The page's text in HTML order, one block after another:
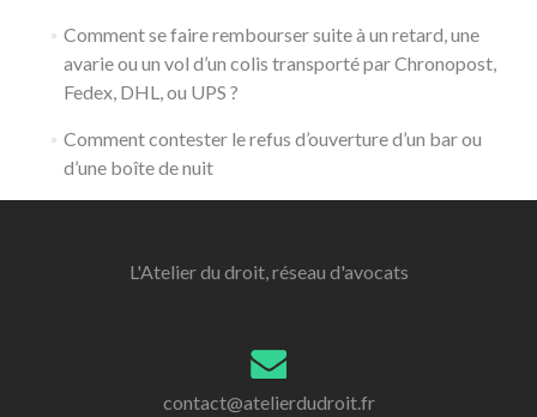
Comment se faire rembourser suite à un retard, une
avarie ou un vol d’un colis transporté par Chronopost,
Fedex, DHL, ou UPS ?
Comment contester le refus d’ouverture d’un bar ou
d’une boîte de nuit
L'Atelier du droit, réseau d'avocats
contact@atelierdudroit.fr